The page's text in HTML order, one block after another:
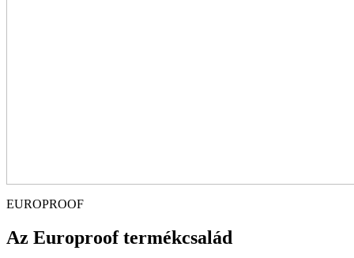
EUROPROOF
Az Europroof termékcsalád